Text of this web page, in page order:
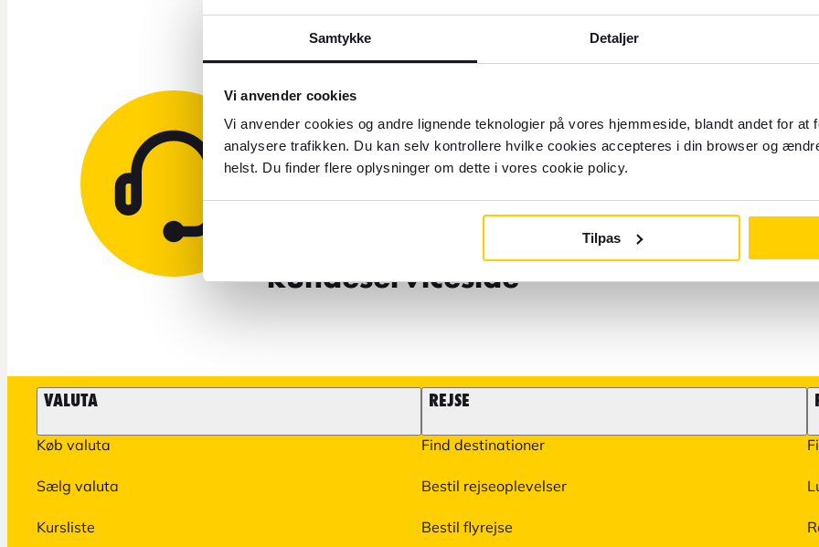
Samtykke Detaljer
Vi anvender cookies
Vi anvender cookies og andre lignende teknologier på vores hjemmeside, blandt andet for at
analysere trafikken. Du kan selv kontrollere hvilke cookies accepteres i din browser og
helst. Du finder flere oplysninger om dette i vores cookie policy.
Tilpas
Brug for hjælp?
Send os en e-mail
kundeserviceside
finder mere information på
VALUTA
Køb valuta
Sælg valuta
Kursliste
REJSE
Find destinationer
Bestil rejseoplevelser
Bestil flyrejse